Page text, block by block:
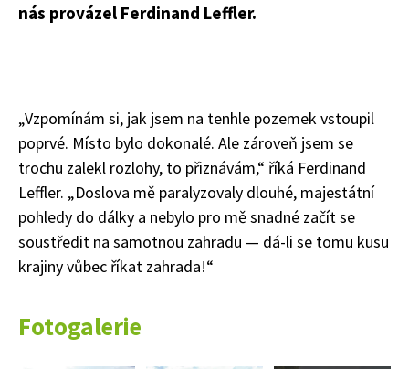
nás provázel Ferdinand Leffler.
„Vzpomínám si, jak jsem na tenhle pozemek vstoupil
poprvé. Místo bylo dokonalé. Ale zároveň jsem se
trochu zalekl rozlohy, to přiznávám,“ říká Ferdinand
Leffler. „Doslova mě paralyzovaly dlouhé, majestátní
pohledy do dálky a nebylo pro mě snadné začít se
soustředit na samotnou zahradu — dá-li se tomu kusu
krajiny vůbec říkat zahrada!“
Fotogalerie